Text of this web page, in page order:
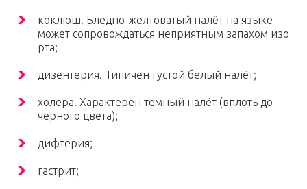
коклюш. Бледно-желтоватый налёт на языке
может сопровождаться неприятным запахом изо
рта;
дизентерия. Типичен густой белый налёт;
холера. Характерен темный налёт (вплоть до
черного цвета);
дифтерия;
гастрит;